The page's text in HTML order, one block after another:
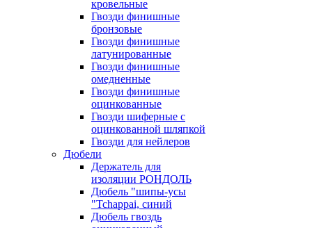
кровельные
Гвозди финишные
бронзовые
Гвозди финишные
латунированные
Гвозди финишные
омедненные
Гвозди финишные
оцинкованные
Гвозди шиферные с
оцинкованной шляпкой
Гвозди для нейлеров
Дюбели
Держатель для
изоляции РОНДОЛЬ
Дюбель "шипы-усы
"Tchappai, синий
Дюбель гвоздь